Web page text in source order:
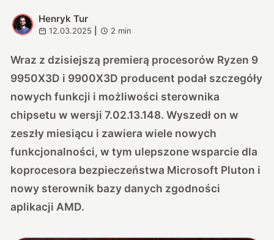
H
Henryk Tur
12.03.2025 2 min
Wraz z dzisiejszą premierą procesorów Ryzen 9
9950X3D i 9900X3D producent podał szczegóły
nowych funkcji i możliwości sterownika
chipsetu w wersji 7.02.13.148. Wyszedł on w
zeszły miesiącu i zawiera wiele nowych
funkcjonalności, w tym ulepszone wsparcie dla
koprocesora bezpieczeństwa Microsoft Pluton i
nowy sterownik bazy danych zgodności
aplikacji AMD.